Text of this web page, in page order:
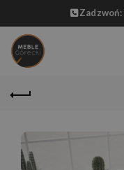
Zadzwoń: